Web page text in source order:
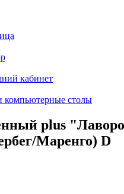
кабинет
компьютерные столы
plus
Маренго) D